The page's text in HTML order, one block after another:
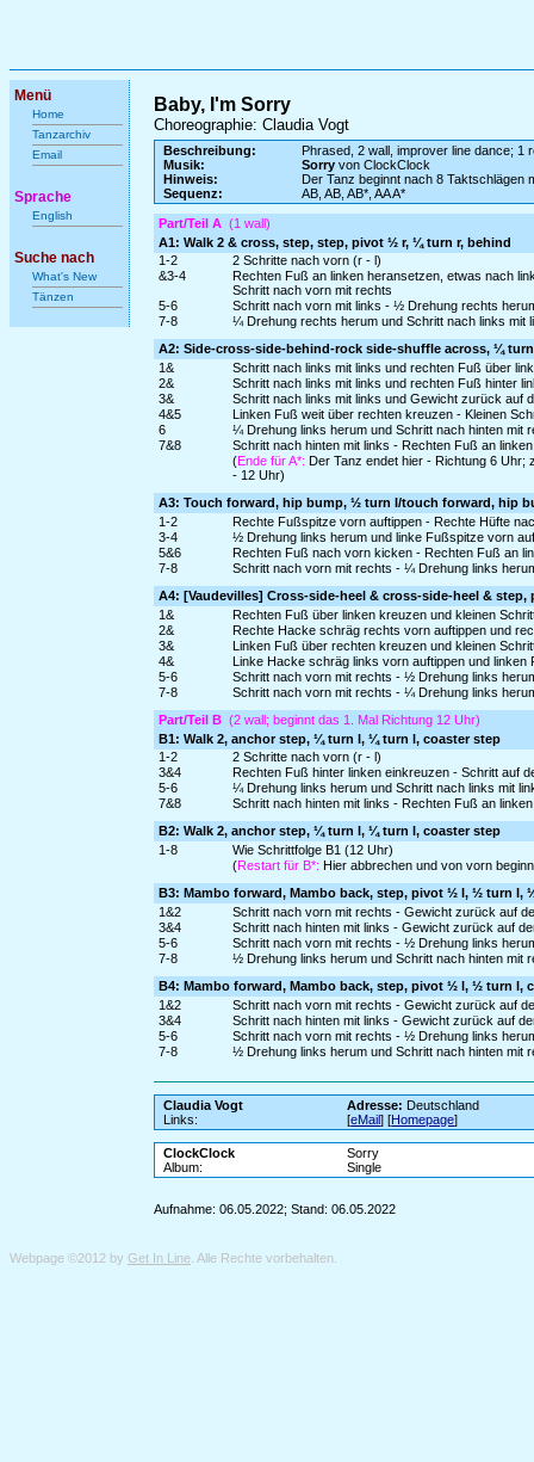
Menü
Home
Tanzarchiv
Email
Sprache
English
Suche nach
What's New
Tänzen
Baby, I'm Sorry
Choreographie: Claudia Vogt
Beschreibung:
Phrased, 2 wall, improver line dance; 1
Musik:
Sorryvon ClockClock
Hinweis:
Der Tanz beginnt nach 8 Taktschlägen
Sequenz:
AB, AB, AB*, AA A*
Part/Teil A (1 wall)
A1: Walk 2 & cross, step, step, pivot ½ r, ¼ turn r, behind
1-2
2 Schritte nach vorn (r - l)
&3-4
Rechten Fuß an linken heransetzen, etwas nach
Schritt nach vorn mit rechts
5-6
Schritt nach vorn mit links - ½ Drehung rechts
7-8
¼ Drehung rechts herum und Schritt nach links mit
A2: Side-cross-side-behind-rock side-shuffle across, ¼
1&
Schritt nach links mit links und rechten Fuß über
2&
Schritt nach links mit links und rechten Fuß hinter
3&
Schritt nach links mit links und Gewicht zurück auf
4&5
Linken Fuß weit über rechten kreuzen - Kleinen
6
¼ Drehung links herum und Schritt nach hinten mit
7&8
Schritt nach hinten mit links - Rechten Fuß an
(Ende für A*: Der Tanz endet hier - Richtung 6
- 12 Uhr)
A3: Touch forward, hip bump, ½ turn l/touch forward, hip
1-2
Rechte Fußspitze vorn auftippen - Rechte Hüfte
3-4
½ Drehung links herum und linke Fußspitze vorn
5&6
Rechten Fuß nach vorn kicken - Rechten Fuß an
7-8
Schritt nach vorn mit rechts - ¼ Drehung links
A4: [Vaudevilles] Cross-side-heel & cross-side-heel &
1&
Rechten Fuß über linken kreuzen und kleinen
2&
Rechte Hacke schräg rechts vorn auftippen und
3&
Linken Fuß über rechten kreuzen und kleinen
4&
Linke Hacke schräg links vorn auftippen und linken
5-6
Schritt nach vorn mit rechts - ½ Drehung links
7-8
Schritt nach vorn mit rechts - ¼ Drehung links
Part/Teil B (2 wall; beginnt das 1. Mal Richtung 12 Uhr)
B1: Walk 2, anchor step, ¼ turn l, ¼ turn l, coaster step
1-2
2 Schritte nach vorn (r - l)
3&4
Rechten Fuß hinter linken einkreuzen - Schritt auf
5-6
¼ Drehung links herum und Schritt nach links mit
7&8
Schritt nach hinten mit links - Rechten Fuß an
B2: Walk 2, anchor step, ¼ turn l, ¼ turn l, coaster step
1-8
Wie Schrittfolge B1 (12 Uhr)
(Restart für B*: Hier abbrechen und von vorn
B3: Mambo forward, Mambo back, step, pivot ½ l, ½ turn l,
1&2
Schritt nach vorn mit rechts - Gewicht zurück auf
3&4
Schritt nach hinten mit links - Gewicht zurück auf
5-6
Schritt nach vorn mit rechts - ½ Drehung links
7-8
½ Drehung links herum und Schritt nach hinten mit
B4: Mambo forward, Mambo back, step, pivot ½ l, ½ turn l,
1&2
Schritt nach vorn mit rechts - Gewicht zurück auf
3&4
Schritt nach hinten mit links - Gewicht zurück auf
5-6
Schritt nach vorn mit rechts - ½ Drehung links
7-8
½ Drehung links herum und Schritt nach hinten mit
Claudia Vogt Adresse: Deutschland
Links:
[eMail] [Homepage]
ClockClock
Sorry
Album:
Single
Aufnahme: 06.05.2022; Stand: 06.05.2022
Webpage ©2012 by Get In Line . Alle Rechte vorbehalten.